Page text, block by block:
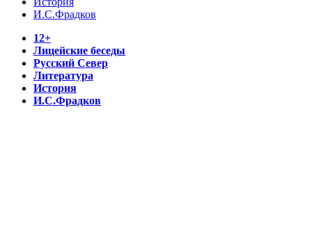
И.С.Фрадков
12+
Лицейские беседы
Русский Север
Литература
История
И.С.Фрадков